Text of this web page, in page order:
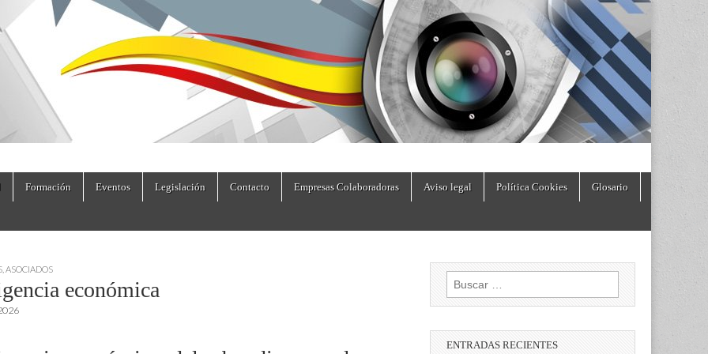
Formación Eventos Legislación Contacto Empresas Colaboradoras Aviso legal Política Cookies Glosario
ASOCIADOS
económica Buscar:
ENTRADAS RECIENTES